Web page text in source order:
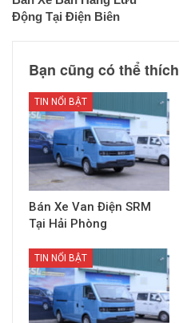
Động Tại Điện Biên
Bạn cũng có thể thích
TIN NỔI BẬT
Bán Xe Van Điện SRM
Tại Hải Phòng
TIN NỔI BẬT